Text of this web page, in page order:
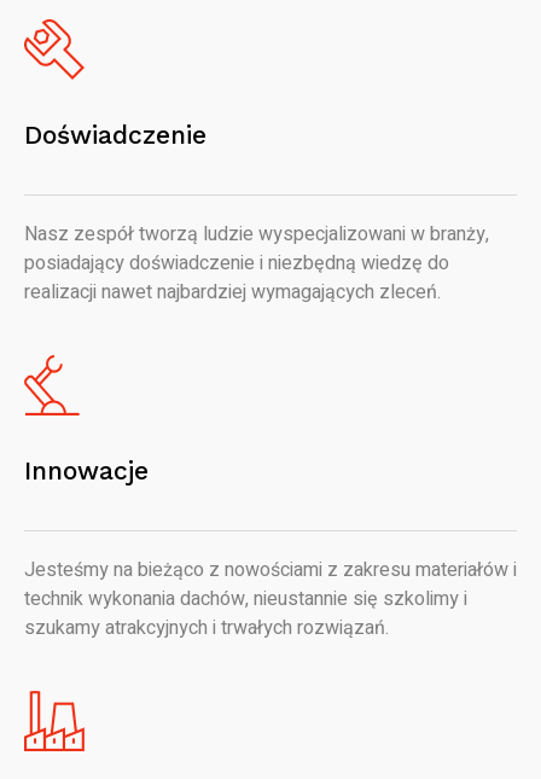
Doświadczenie
Nasz zespół tworzą ludzie wyspecjalizowani w branży,
posiadający doświadczenie i niezbędną wiedzę do
realizacji nawet najbardziej wymagających zleceń.
Innowacje
Jesteśmy na bieżąco z nowościami z zakresu materiałów i
technik wykonania dachów, nieustannie się szkolimy i
szukamy atrakcyjnych i trwałych rozwiązań.